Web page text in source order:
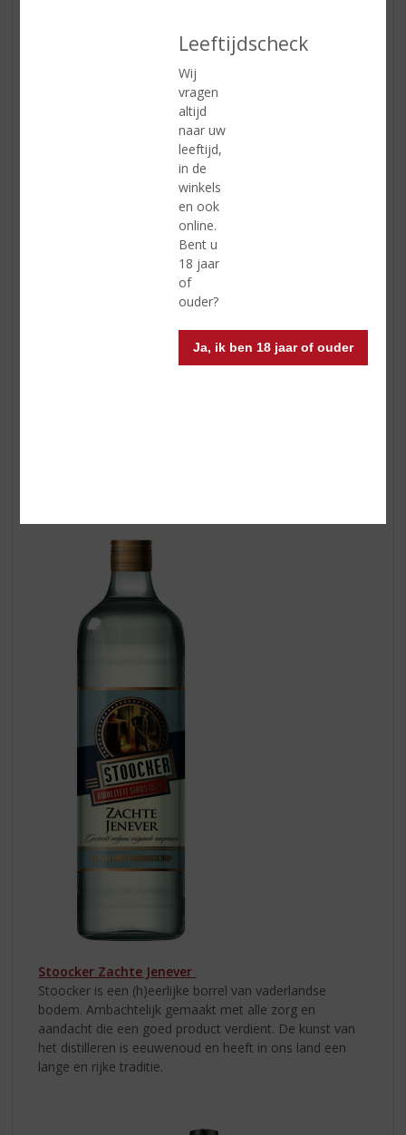
Leeftijdscheck
Wij
vragen
altijd
naar uw
leeftijd,
in de
winkels
en ook
online.
Bent u
18 jaar
of
ouder?
Ja, ik ben 18 jaar of ouder
Stoocker Zachte Jenever
Stoocker is een (h)eerlijke borrel van vaderlandse
bodem. Ambachtelijk gemaakt met alle zorg en
aandacht die een goed product verdient. De kunst van
het distilleren is eeuwenoud en heeft in ons land een
lange en rijke traditie.